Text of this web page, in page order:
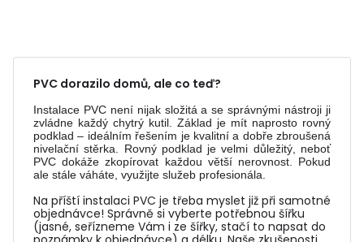
PVC dorazilo domů, ale co teď?
Instalace PVC není nijak složitá a se správnými nástroji ji
zvládne každý chytrý kutil. Základ je mít naprosto rovný
podklad – ideálním řešením je kvalitní a dobře zbroušená
nivelační stěrka. Rovný podklad je velmi důležitý, neboť
PVC dokáže zkopírovat každou větší nerovnost. Pokud
ale stále váháte, využijte služeb profesionála.
Na příští instalaci PVC je třeba myslet již při samotné
objednávce! Správně si vyberte potřebnou šířku
(jasné, seřízneme Vám i ze šířky, stačí to napsat do